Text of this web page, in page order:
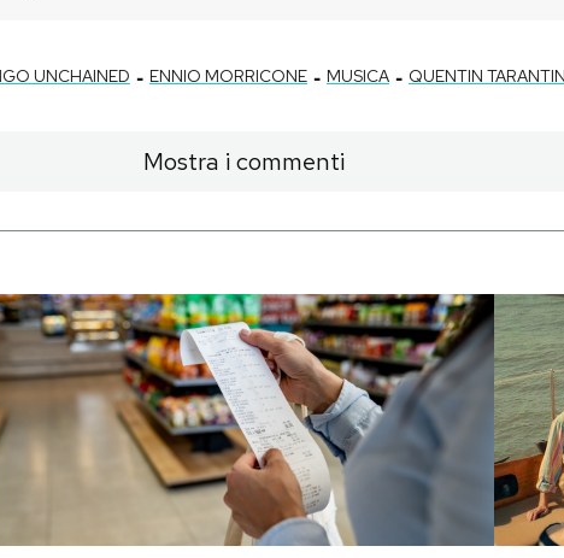
UNCHAINED - ENNIO MORRICONE - MUSICA - QUENTIN
Mostra i commenti